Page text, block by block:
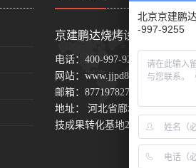
京建鹏达烧烤设备网
电话： 400-997-9255
网站： www.jjpd888.com
邮箱： 877197827@qq.com
地址： 河北省廊坊市固安县东
技成果转化基地24号楼
北京京建鹏
-997-9255